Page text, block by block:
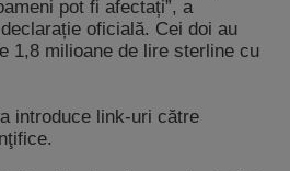
pot fi afectați”, a
oficială. Cei doi au
1,8 milioane de lire sterline cu
introduce link-uri către